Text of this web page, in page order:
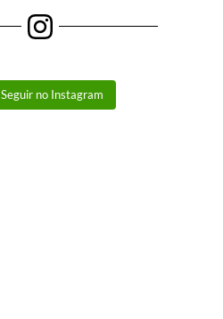
Seguir no Instagram